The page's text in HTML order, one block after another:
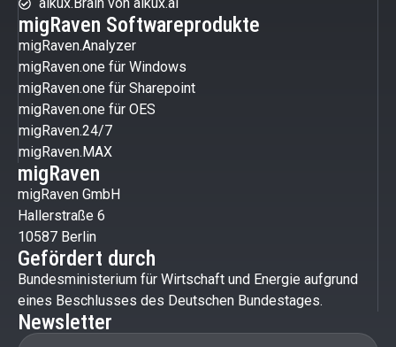
migRaven Softwareprodukte
migRaven.Analyzer
migRaven.one für Windows
migRaven.one für Sharepoint
migRaven.one für OES
migRaven.24/7
migRaven.MAX
migRaven
migRaven GmbH
Hallerstraße 6
10587 Berlin
Gefördert durch
Bundesministerium für Wirtschaft und Energie aufgrund
eines Beschlusses des Deutschen Bundestages.
Newsletter